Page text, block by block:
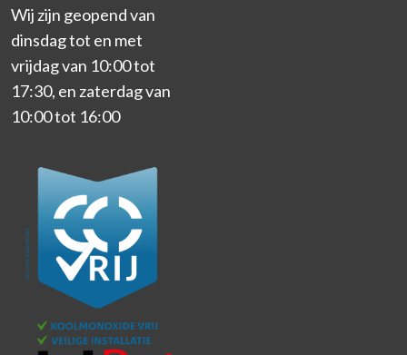
Wij zijn geopend van
dinsdag tot en met
vrijdag van 10:00 tot
17:30, en zaterdag van
10:00 tot 16:00